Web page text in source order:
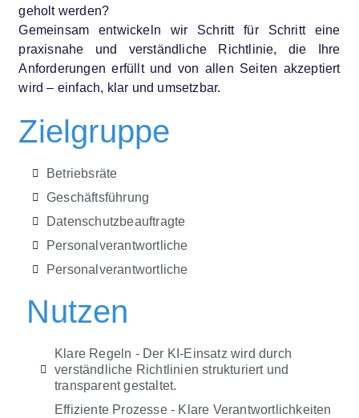
geholt werden?
Gemeinsam entwickeln wir Schritt für Schritt eine
praxisnahe und verständliche Richtlinie, die Ihre
Anforderungen erfüllt und von allen Seiten akzeptiert
wird – einfach, klar und umsetzbar.
Zielgruppe
Betriebsräte
Geschäftsführung
Datenschutzbeauftragte
Personalverantwortliche
Personalverantwortliche
Nutzen
Klare Regeln - Der KI-Einsatz wird durch
verständliche Richtlinien strukturiert und
transparent gestaltet.
Effiziente Prozesse - Klare Verantwortlichkeiten